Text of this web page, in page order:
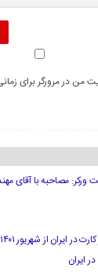
من در مرورگر برای
ورکر: مصاحبه با آقای
در ایران از شهریور ۱۴۰۱
ایران